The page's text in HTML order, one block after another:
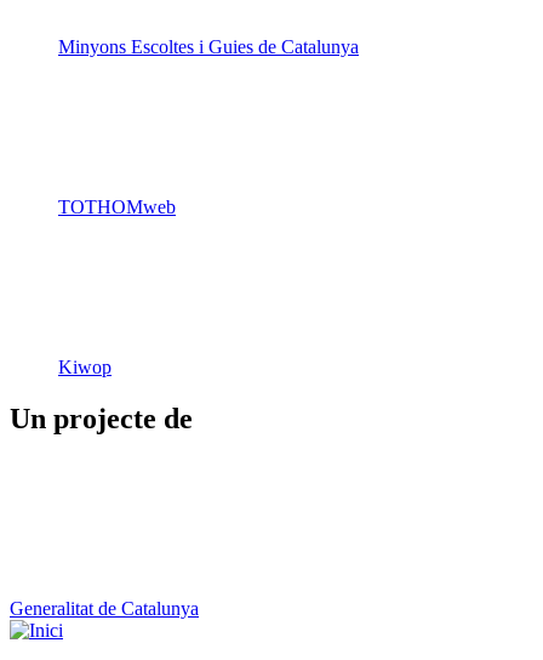
Minyons Escoltes i Guies de Catalunya
TOTHOMweb
Kiwop
Un projecte de
Generalitat de Catalunya